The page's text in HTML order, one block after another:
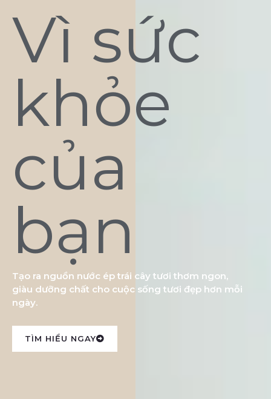
Vì sức
khỏe
của
bạn
Tạo ra nguồn nước ép trái cây tươi thơm ngon,
giàu dưỡng chất cho cuộc sống tươi đẹp hơn mỗi
ngày.
TÌM HIỂU NGAY